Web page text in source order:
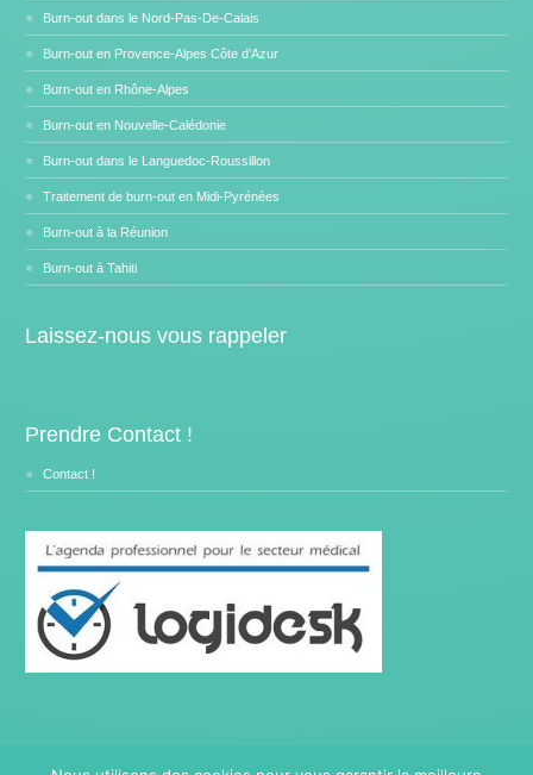
Burn-out dans le Nord-Pas-De-Calais
Burn-out en Provence-Alpes Côte d’Azur
Burn-out en Rhône-Alpes
Burn-out en Nouvelle-Calédonie
Burn-out dans le Languedoc-Roussillon
Traitement de burn-out en Midi-Pyrénées
Burn-out à la Réunion
Burn-out à Tahiti
Laissez-nous vous rappeler
Prendre Contact !
Contact !